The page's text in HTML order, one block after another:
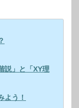
説」と「XY理
よう！